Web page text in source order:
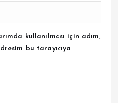
kullanılması için adım,
bu tarayıcıya